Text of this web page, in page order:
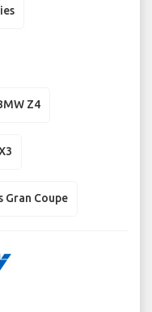
Z4
Gran Coupe